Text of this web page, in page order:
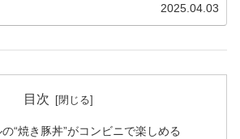
2025.04.03
目次
“焼き豚丼”がコンビニで楽しめる